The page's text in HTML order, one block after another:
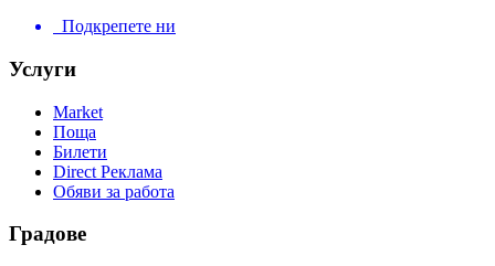
Подкрепете ни
Услуги
Market
Поща
Билети
Direct Реклама
Обяви за работа
Градове